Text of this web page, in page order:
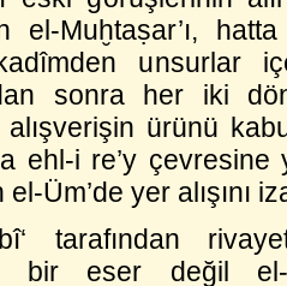
el-Muḫtaṣar’ı,
unsurlar
sonra her iki
alışverişin ürünü
ehl-i re’y çevresine
el-Üm’de yer alışını
tarafından
bir eser değil